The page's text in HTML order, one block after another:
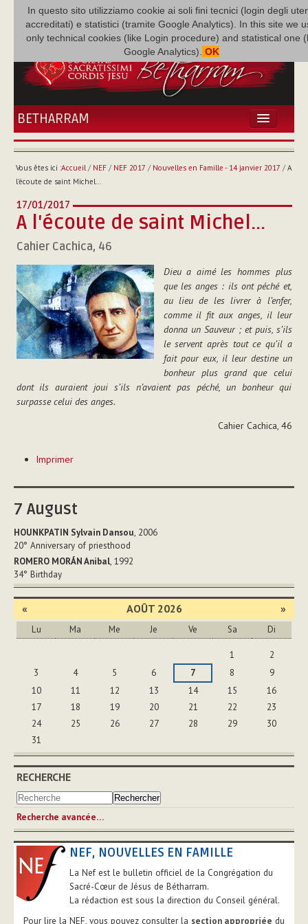
In questo sito utilizziamo cookie ai soli fini tecnici (login degli
accreditati) e statistici (tramite Google Analytics). In this site we
only technical cookies (like Login procedure) and statistical one
Google Analytics). OK
BETHARRAM
ACCUEIL
BÉTHARRAM
MISSION
MULTIMÉDIA
P. AUGUSTE ETCHÉCOPAR
Vous êtes ici :Accueil/ NEF/ NEF 2017 / Nouvelles en Famille - 14 janvier 2017 / A
l'écoute de saint Michel...
17/01/2017
A l'écoute de saint Michel...
Cahier Cachica, 46
Dieu a aimé les hommes plus
que les anges : ils ont péché et,
au lieu de les livrer à l’enfer,
comme il fit aux anges, il leur
donna un Sauveur ; et puis, s’ils
le servent après tout ce qu’il a
fait pour eux, il leur destine un
bonheur plus grand que celui
dont ils auraient joui s’ils n’avaient pas péché, un bonheur qui
surpasse celui des anges.
Cahier Cachica, 46
sur
document
Imprimer
7 August
HOUNKPATIN Sylvain Dansou, 2006
20° Anniversary of priesthood
ROMERO MORÁN Anibal, 1992
34° Birthday
« AOÛT 2026 »
Lu Ma Me Je Ve Sa Di
1
2
3
4 5 6 7 8
9
10
11 12 13 14 15
16
17
18 19 20 21 22
23
24
25 26 27 28 29
30
31
RECHERCHE
Recherche avancée…
NEF, NOUVELLES EN FAMILLE
La Nef est le bulletin officiel de la Congrégation du
Sacré-Cœur de Jésus de Bétharram.
La rédaction est sous la direction du Conseil général.
Pour lire la NEF, vous pouvez consulter la section appropriée du